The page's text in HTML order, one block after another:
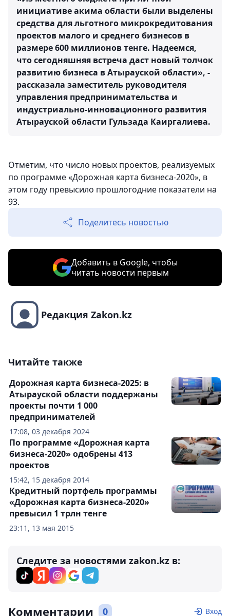
инициативе акима области были выделены
средства для льготного микрокредитования
проектов малого и среднего бизнесов в
размере 600 миллионов тенге. Надеемся,
что сегодняшняя встреча даст новый толчок
развитию бизнеса в Атырауской области», -
рассказала заместитель руководителя
управления предпринимательства и
индустриально-инновационного развития
Атырауской области Гульзада Каиргалиева.
Отметим, что число новых проектов, реализуемых
по программе «Дорожная карта бизнеса-2020», в
этом году превысило прошлогодние показатели на
93.
Поделитесь новостью
Добавить в Google, чтобы
читать новости первым
Редакция Zakon.kz
Читайте также
17:08, 03 декабря 2024
Дорожная карта бизнеса-2025: в
Атырауской области поддержаны
проекты почти 1 000
предпринимателей
15:42, 15 декабря 2014
По программе «Дорожная карта
бизнеса-2020» одобрены 413
проектов
23:11, 13 мая 2015
Кредитный портфель программы
«Дорожная карта бизнеса-2020»
превысил 1 трлн тенге
Следите за новостями zakon.kz в:
Комментарии 0 Вход